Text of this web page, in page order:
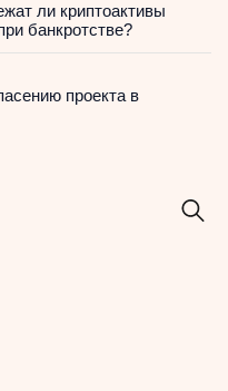
ли криптоактивы
банкротстве?
проекта в